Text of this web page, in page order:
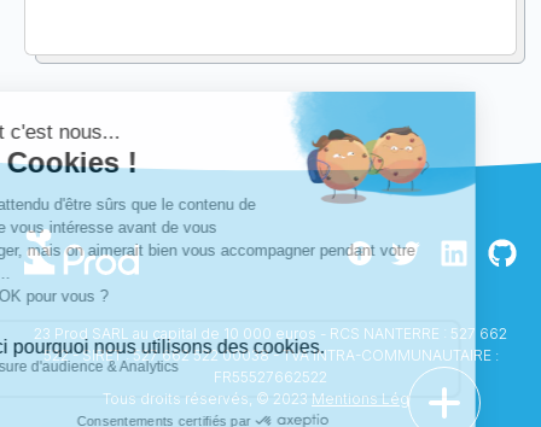
23 Prod SARL au capital de 10 000 euros - RCS NANTERRE : 527 662
522 - SIRET : 527 662 522 00038 - TVA INTRA-COMMUNAUTAIRE :
FR55527662522
Tous droits réservés, © 2023 Mentions Légales